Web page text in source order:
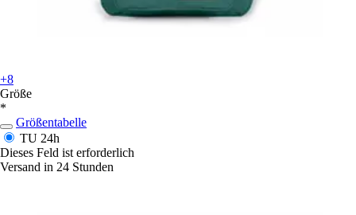
+8
Größe
*
Größentabelle
TU 24h
Dieses Feld ist erforderlich
Versand in 24 Stunden